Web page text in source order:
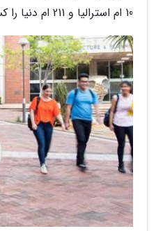
10 ام استرالیا و 211 ام دنیا را کسب نمود.